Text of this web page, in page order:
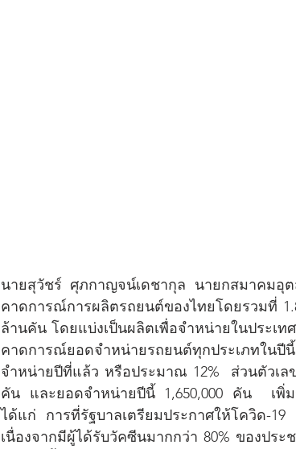
นายสุวัชร์ ศุภกาญจน์เดชากุล นายกสมาคมอุ
คาดการณ์การผลิตรถยนต์ของไทยโดยรวมที่
ล้านคัน โดยแบ่งเป็นผลิตเพื่อจำหน่ายในประเ
คาดการณ์ยอดจำหน่ายรถยนต์ทุกประเภทใน
จำหน่ายปีที่แล้ว หรือประมาณ 12%  ส่วนตัวเ
คัน และยอดจำหน่ายปีนี้ 1,650,000 คัน  เพิ่
ได้แก่ การที่รัฐบาลเตรียมประกาศให้โควิด-
เนื่องจากมีผู้ได้รับวัคซีนมากกว่า 80% ของปร